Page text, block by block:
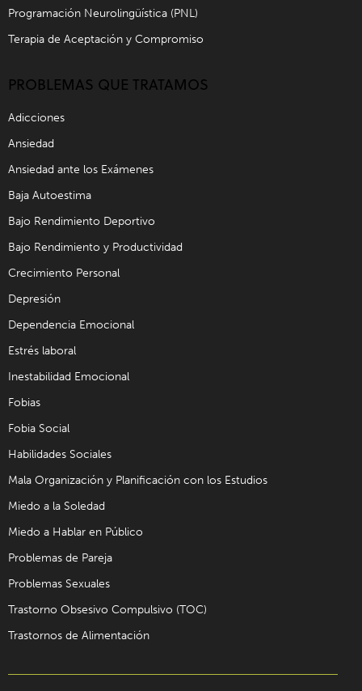
Programación Neurolingüística (PNL)
Terapia de Aceptación y Compromiso
PROBLEMAS QUE TRATAMOS
Adicciones
Ansiedad
Ansiedad ante los Exámenes
Baja Autoestima
Bajo Rendimiento Deportivo
Bajo Rendimiento y Productividad
Crecimiento Personal
Depresión
Dependencia Emocional
Estrés laboral
Inestabilidad Emocional
Fobias
Fobia Social
Habilidades Sociales
Mala Organización y Planificación con los Estudios
Miedo a la Soledad
Miedo a Hablar en Público
Problemas de Pareja
Problemas Sexuales
Trastorno Obsesivo Compulsivo (TOC)
Trastornos de Alimentación